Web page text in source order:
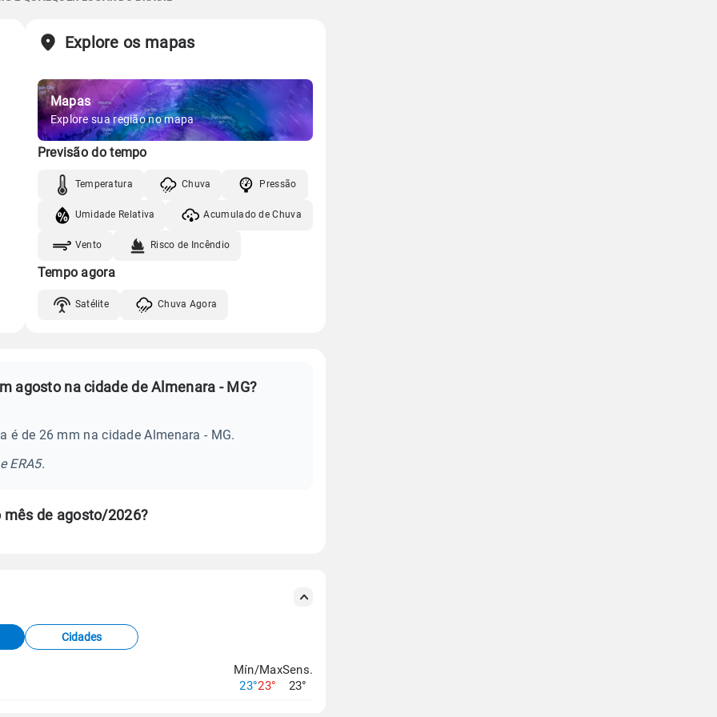
Vento Umidade
06:03h às 17:33h
Minguante
Gráfico
Vento Umidade
Explore os mapas
Mapas
Explore sua região no mapa
Previsão do tempo
Temperatura Chuva Pressão
Umidade Relativa Acumulado de Chuva
Vento Risco de Incêndio
Tempo agora
Satélite Chuva Agora
agosto na cidade de Almenara - MG?
é de 26 mm na cidade Almenara - MG.
ERA5.
mês de agosto/2026?
Cidades
Mín/Max
23°23°
Sens.
23°